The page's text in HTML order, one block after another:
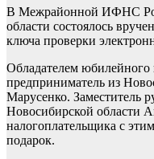
В Межрайонной ИФНС
области состоялось
ключа проверки
Обладателем
предприниматель из
Марусенко. Заместитель
Новосибирской области
налогоплательщика с
подарок.